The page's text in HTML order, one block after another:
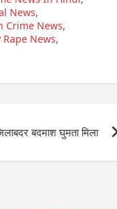
News,
Crime News,
Rape News,
बदमाश घुमता मिला